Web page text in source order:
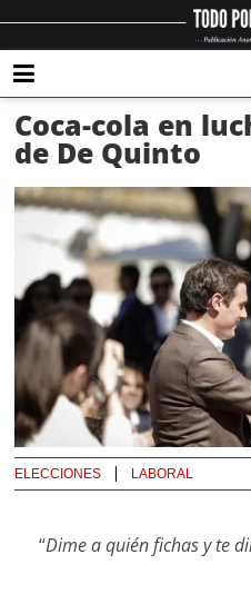
Coca-cola en
de De Quinto
ELECCIONES LABORAL
“Dime a quién fichas y te